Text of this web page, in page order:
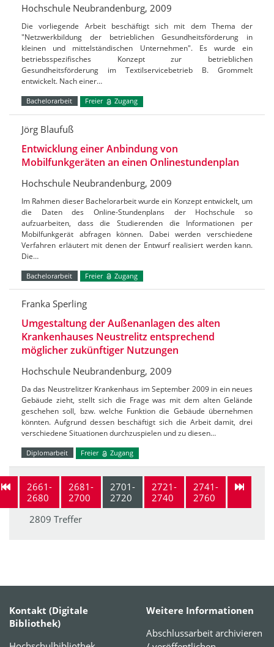
Hochschule Neubrandenburg, 2009
Die vorliegende Arbeit beschäftigt sich mit dem Thema der
"Netzwerkbildung der betrieblichen Gesundheitsförderung in
kleinen und mittelständischen Unternehmen". Es wurde ein
betriebsspezifisches Konzept zur betrieblichen
Gesundheitsförderung im Textilservicebetrieb B. Grommelt
entwickelt. Nach einer…
Bachelorarbeit Freier Zugang
Jörg Blaufuß
Entwicklung einer Anbindung von
Mobilfunkgeräten an einen Onlinestundenplan
Hochschule Neubrandenburg, 2009
Im Rahmen dieser Bachelorarbeit wurde ein Konzept entwickelt, um
die Daten des Online-Stundenplans der Hochschule so
aufzuarbeiten, dass die Studierenden die Informationen per
Mobilfunkgerät abfragen können. Dabei werden verschiedene
Verfahren erläutert mit denen der Entwurf realisiert werden kann.
Die…
Bachelorarbeit Freier Zugang
Franka Sperling
Umgestaltung der Außenanlagen des alten
Krankenhauses Neustrelitz entsprechend
möglicher zukünftiger Nutzungen
Hochschule Neubrandenburg, 2009
Da das Neustrelitzer Krankenhaus im September 2009 in ein neues
Gebäude zieht, stellt sich die Frage was mit dem alten Gelände
geschehen soll, bzw. welche Funktion die Gebäude übernehmen
könnten. Aufgrund dessen beschäftigt sich die Arbeit damit, drei
verschiedene Situationen durchzuspielen und zu diesen…
Diplomarbeit Freier Zugang
2661-
2680
2681-
2700
2701-
2720
2721-
2740
2741-
2760
2809 Treffer
Kontakt (Digitale
Bibliothek)
Weitere Informationen
Abschlussarbeit archivieren